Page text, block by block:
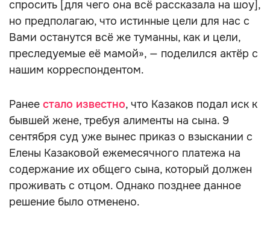
спросить [для чего она всё рассказала на шоу],
но предполагаю, что истинные цели для нас с
Вами останутся всё же туманны, как и цели,
преследуемые её мамой», — поделился актёр с
нашим корреспондентом.
Ранее стало известно, что Казаков подал иск к
бывшей жене, требуя алименты на сына. 9
сентября суд уже вынес приказ о взыскании с
Елены Казаковой ежемесячного платежа на
содержание их общего сына, который должен
проживать с отцом. Однако позднее данное
решение было отменено.